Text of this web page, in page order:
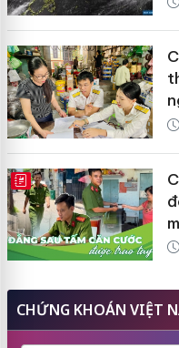
E-MAGAZINE
CHỨNG KHOÁN VIỆT